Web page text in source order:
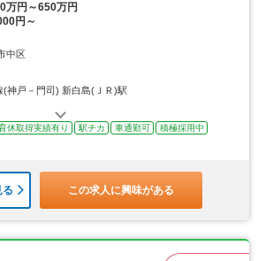
万円～650万円
円～
中区
(神戸－門司) 新白島(ＪＲ)駅
休取得実績有り 駅チカ 車通勤可
積極採用中
る この求人に興味がある